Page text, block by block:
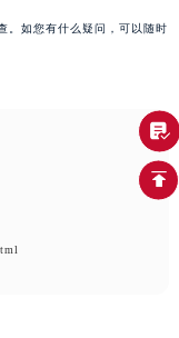
。如您有什么疑问，可以随时